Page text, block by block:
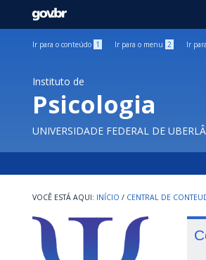
GOVBR
Ir para o conteúdo 1 Ir para o menu 2 Ir
Instituto de
Psicologia
UNIVERSIDADE FEDERAL DE
INÍCIO / CENTRAL DE